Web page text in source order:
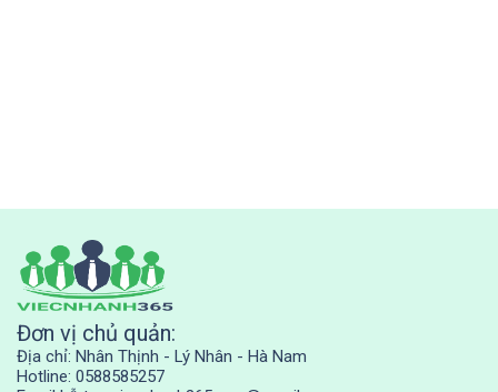
Đơn vị chủ quản:
Địa chỉ: Nhân Thịnh - Lý Nhân - Hà Nam
Hotline: 0588585257